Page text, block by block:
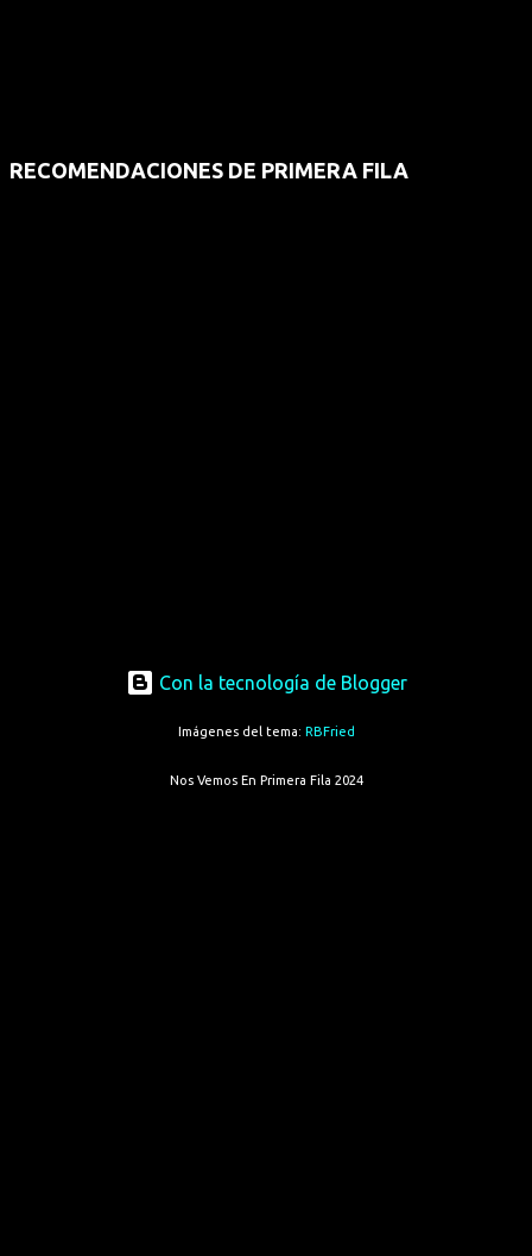
RECOMENDACIONES DE PRIMERA FILA
Con la tecnología de Blogger
Imágenes del tema: RBFried
Nos Vemos En Primera Fila 2024